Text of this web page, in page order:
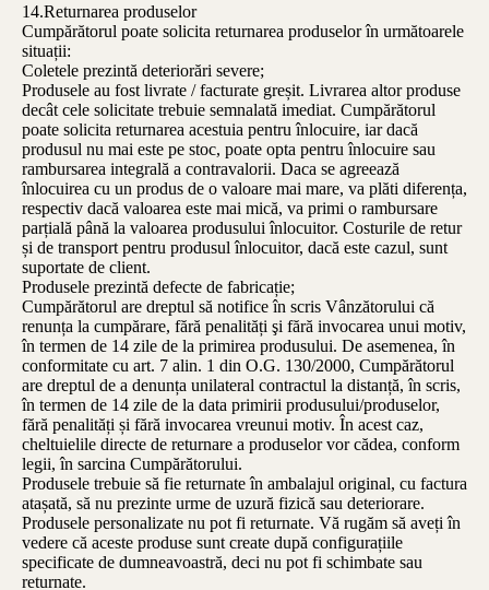
14.Returnarea produselor
Cumpărătorul poate solicita returnarea produselor în următoarele
situații:
Coletele prezintă deteriorări severe;
Produsele au fost livrate / facturate greșit. Livrarea altor produse
decât cele solicitate trebuie semnalată imediat. Cumpărătorul
poate solicita returnarea acestuia pentru înlocuire, iar dacă
produsul nu mai este pe stoc, poate opta pentru înlocuire sau
rambursarea integrală a contravalorii. Daca se agreează
înlocuirea cu un produs de o valoare mai mare, va plăti diferența,
respectiv dacă valoarea este mai mică, va primi o rambursare
parțială până la valoarea produsului înlocuitor. Costurile de retur
și de transport pentru produsul înlocuitor, dacă este cazul, sunt
suportate de client.
Produsele prezintă defecte de fabricație;
Cumpărătorul are dreptul să notifice în scris Vânzătorului că
renunța la cumpărare, fără penalități şi fără invocarea unui motiv,
în termen de 14 zile de la primirea produsului. De asemenea, în
conformitate cu art. 7 alin. 1 din O.G. 130/2000, Cumpărătorul
are dreptul de a denunța unilateral contractul la distanță, în scris,
în termen de 14 zile de la data primirii produsului/produselor,
fără penalități și fără invocarea vreunui motiv. În acest caz,
cheltuielile directe de returnare a produselor vor cădea, conform
legii, în sarcina Cumpărătorului.
Produsele trebuie să fie returnate în ambalajul original, cu factura
atașată, să nu prezinte urme de uzură fizică sau deteriorare.
Produsele personalizate nu pot fi returnate. Vă rugăm să aveți în
vedere că aceste produse sunt create după configurațiile
specificate de dumneavoastră, deci nu pot fi schimbate sau
returnate.